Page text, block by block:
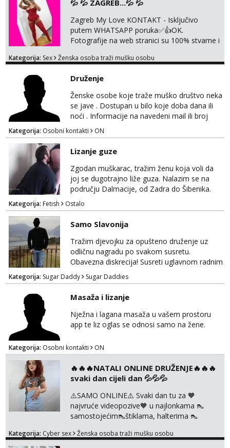
💦 💦 ZAGREB...💦 💦
Zagreb My Love KONTAKT - Isključivo
putem WHATSAPP poruka✅️👍OK.
Fotografije na web stranici su 100% stvarne i
dobrodošli! Ali informacije ću vam poslati
stanu; čista kupaonica i ručnici za vas prije ili
poslije masaže, nalazim se u centru grada. 🚫
NE POZIVI ,❌️ NE SEXCAM, ❌️NE
SEXCHATTING🚫...
Kategorija: Sex Ženska osoba traži mušku osobu
Druženje
Ženske osobe koje traže muško društvo neka
se jave . Dostupan u bilo koje doba dana ili
noći . Informacije na navedeni mail ili broj
mobitela.
Kategorija: Osobni kontakti ON
Lizanje guze
Zgodan muškarac, tražim ženu koja voli da
joj se dugotrajno liže guza. Nalazim se na
području Dalmacije, od Zadra do Šibenika.
Kategorija: Fetish Ostalo
Samo Slavonija
Tražim djevojku za opušteno druženje uz
odličnu nagradu po svakom susretu.
Obavezna diskrecija! Susreti uglavnom radnim
danima tijekom dana ali nije uvjet. Samo
Slavonija. osmarios984@gmail.com
Kategorija: Sugar Daddy Sugar Daddies
Masaža i lizanje
Nježna i lagana masaža u vašem prostoru
app te liz oglas se odnosi samo na žene.
Kategorija: Osobni kontakti ON
🔥🔥🔥NATALI ONLINE DRUŽENJE🔥🔥🔥
svaki dan cijeli dan 💦💦💦
⚠️SAMO ONLINE⚠️ Svaki dan tu za 🧡
najvruće videopozive🧡 u najlonkama 👠
samostojećim👠štiklama, halterima 👠
dogovoru 🧡 Dopisivanja hot chat🧡 o
Kategorija: Cyber sex Ženska osoba traži mušku osobu